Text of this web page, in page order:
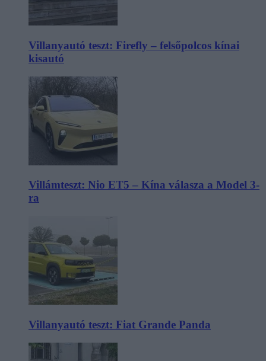
Villanyautó teszt: Firefly – felsőpolcos kínai
kisautó
Villámteszt: Nio ET5 – Kína válasza a Model 3-
ra
Villanyautó teszt: Fiat Grande Panda